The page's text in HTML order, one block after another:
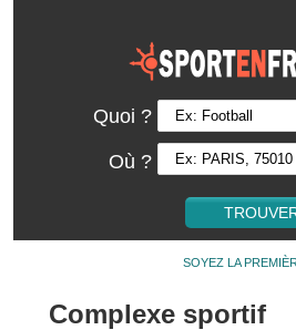
Quoi ?
Où ?
SOYEZ LA
Complexe sportif